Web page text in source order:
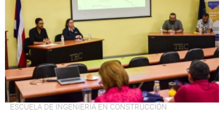
ESCUELA DE INGENIERÍA EN CONSTRUCCIÓN